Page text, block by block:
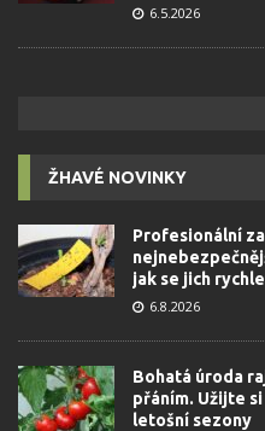
6.5.2026
ŽHAVÉ NOVINKY
Profesionální
jak se jich
6.8.2026
Bohatá úroda
přáním. Užijte
letošní sezony